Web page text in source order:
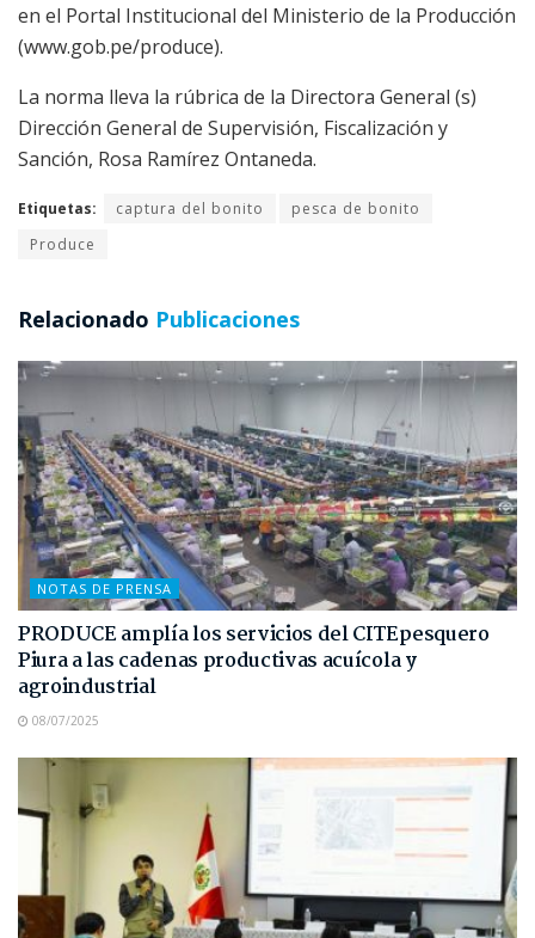
en el Portal Institucional del Ministerio de la Producción
(www.gob.pe/produce).
La norma lleva la rúbrica de la Directora General (s)
Dirección General de Supervisión, Fiscalización y
Sanción, Rosa Ramírez Ontaneda.
Etiquetas: captura del bonito
pesca de bonito
Produce
Relacionado Publicaciones
NOTAS DE PRENSA
PRODUCE amplía los servicios del CITEpesquero
Piura a las cadenas productivas acuícola y
agroindustrial
08/07/2025